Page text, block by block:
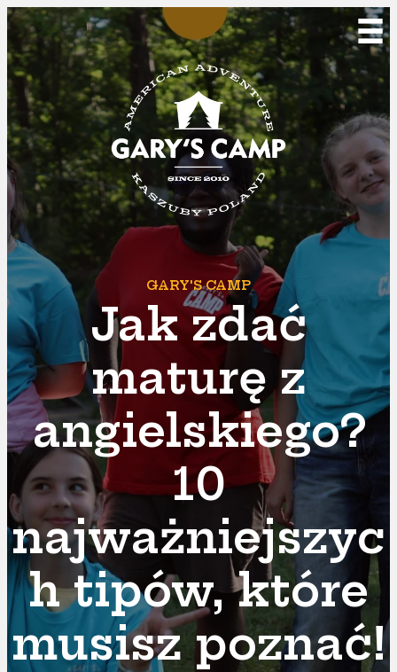
GARY'S CAMP
Jak zdać
maturę z
angielskiego?
10
najważniejszyc
h tipów, które
musisz poznać!